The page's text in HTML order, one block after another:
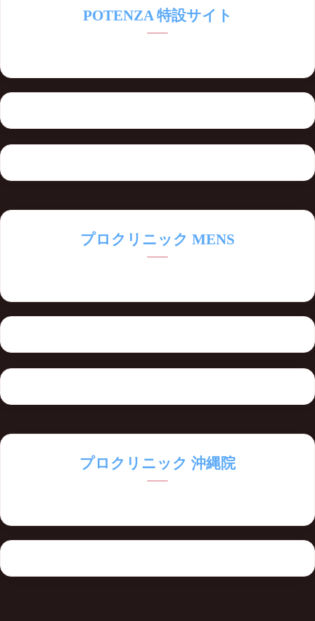
POTENZA 特設サイト
プロクリニック MENS
プロクリニック 沖縄院